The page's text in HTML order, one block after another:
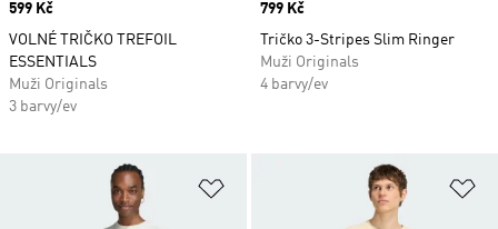
Price
599 Kč
VOLNÉ TRIČKO TREFOIL
ESSENTIALS
Muži Originals
3 barvy/ev
Price
799 Kč
Tričko 3-Stripes Slim Ringer
Muži Originals
4 barvy/ev
Přidat do seznamu přání